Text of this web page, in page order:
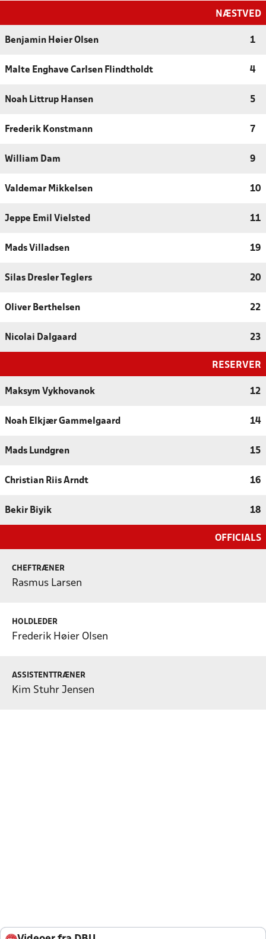
NÆSTVED
Benjamin Høier Olsen 1
Malte Enghave Carlsen Flindtholdt 4
Noah Littrup Hansen 5
Frederik Konstmann 7
William Dam 9
Valdemar Mikkelsen 10
Jeppe Emil Vielsted 11
Mads Villadsen 19
Silas Dresler Teglers 20
Oliver Berthelsen 22
Nicolai Dalgaard 23
RESERVER
Maksym Vykhovanok 12
Noah Elkjær Gammelgaard 14
Mads Lundgren 15
Christian Riis Arndt 16
Bekir Biyik 18
OFFICIALS
CHEFTRÆNER
Rasmus Larsen
HOLDLEDER
Frederik Høier Olsen
ASSISTENTTRÆNER
Kim Stuhr Jensen